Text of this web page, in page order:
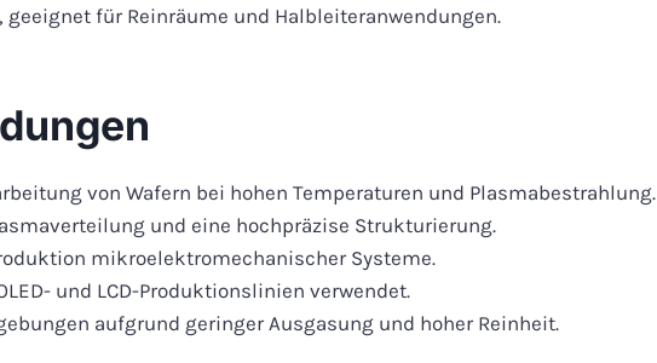
für Reinräume und Halbleiteranwendungen.
von Wafern bei hohen Temperaturen und Plasmabestrahlung.
und eine hochpräzise Strukturierung.
mikroelektromechanischer Systeme.
und LCD-Produktionslinien verwendet.
aufgrund geringer Ausgasung und hoher Reinheit.